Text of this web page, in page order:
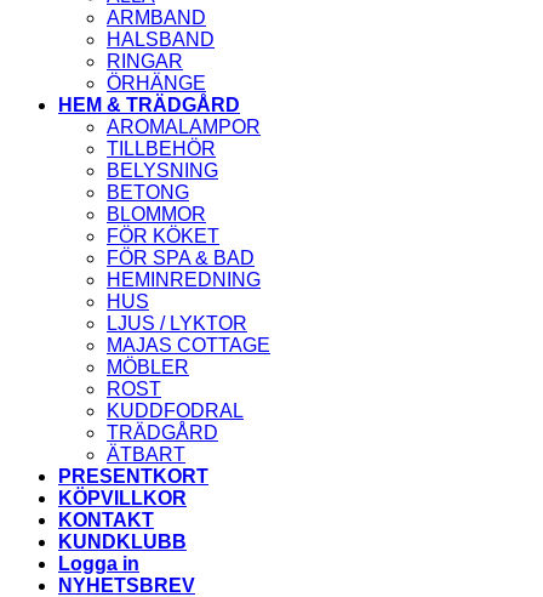
ARMBAND
HALSBAND
RINGAR
ÖRHÄNGE
HEM & TRÄDGÅRD
AROMALAMPOR
TILLBEHÖR
BELYSNING
BETONG
BLOMMOR
FÖR KÖKET
FÖR SPA & BAD
HEMINREDNING
HUS
LJUS / LYKTOR
MAJAS COTTAGE
MÖBLER
ROST
KUDDFODRAL
TRÄDGÅRD
ÄTBART
PRESENTKORT
KÖPVILLKOR
KONTAKT
KUNDKLUBB
Logga in
NYHETSBREV